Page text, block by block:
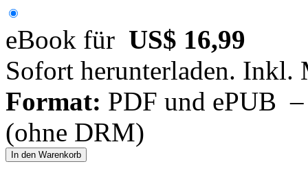
eBook für US$ 16,99
Sofort herunterladen. Inkl.
Format: PDF und ePUB
(ohne DRM)
In den Warenkorb